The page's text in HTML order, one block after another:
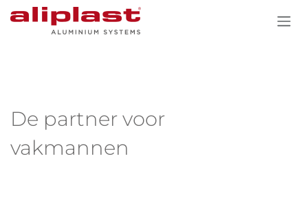
Overslaan naar inhoud
De partner voor
vakmannen